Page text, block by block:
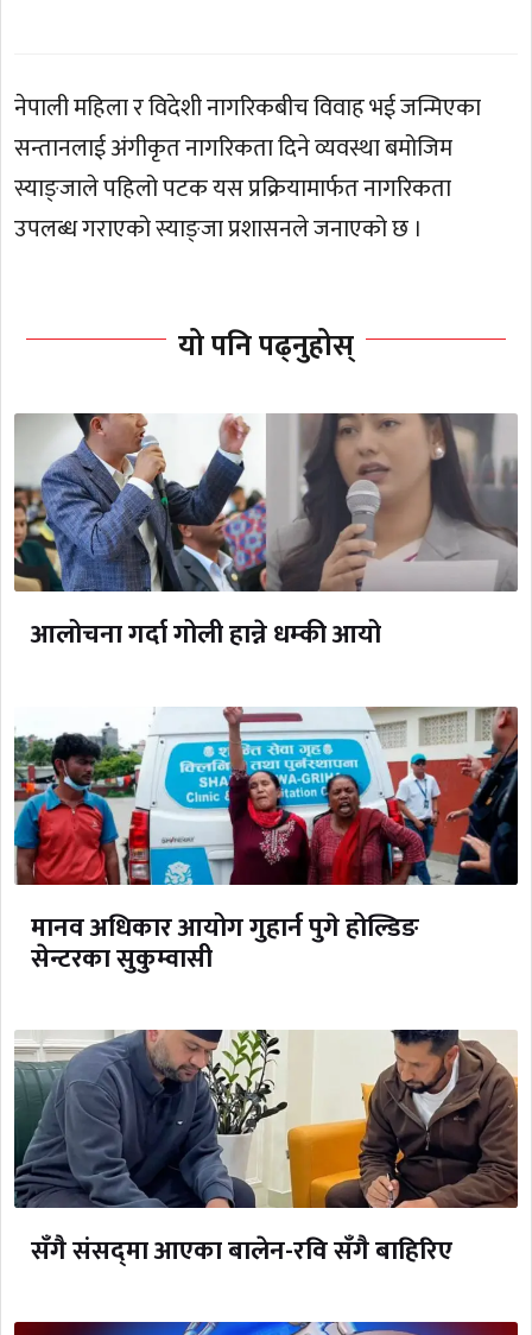
नेपाली महिला र विदेशी नागरिकबीच विवाह भई जन्मिएका
सन्तानलाई अंगीकृत नागरिकता दिने व्यवस्था बमोजिम
स्याङ्जाले पहिलो पटक यस प्रक्रियामार्फत नागरिकता
उपलब्ध गराएको स्याङ्जा प्रशासनले जनाएको छ ।
यो पनि पढ्नुहोस्
आलोचना गर्दा गोली हान्ने धम्की आयो
मानव अधिकार आयोग गुहार्न पुगे होल्डिङ
सेन्टरका सुकुम्वासी
सँगै संसद्‌मा आएका बालेन-रवि सँगै बाहिरिए